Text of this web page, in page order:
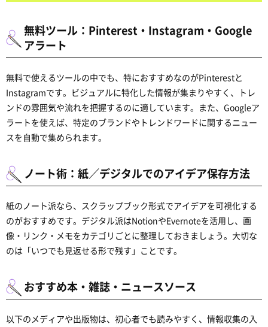
無料ツール：Pinterest・Instagram・Google
アラート
無料で使えるツールの中でも、特におすすめなのがPinterestと
Instagramです。ビジュアルに特化した情報が集まりやすく、トレ
ンドの雰囲気や流れを把握するのに適しています。また、Googleア
ラートを使えば、特定のブランドやトレンドワードに関するニュー
スを自動で集められます。
ノート術：紙／デジタルでのアイデア保存方法
紙のノート派なら、スクラップブック形式でアイデアを可視化する
のがおすすめです。デジタル派はNotionやEvernoteを活用し、画
像・リンク・メモをカテゴリごとに整理しておきましょう。大切な
のは「いつでも見返せる形で残す」ことです。
おすすめ本・雑誌・ニュースソース
以下のメディアや出版物は、初心者でも読みやすく、情報収集の入